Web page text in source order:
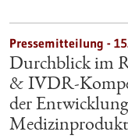
Pressemitteilung -
Durchblick im
& IVDR-
der